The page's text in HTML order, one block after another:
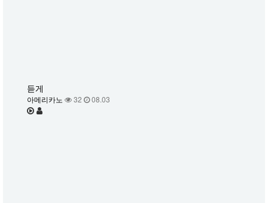
듣게
아메리카노 32 08.03